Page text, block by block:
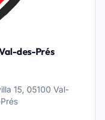
des-Prés
15, 05100 Val-